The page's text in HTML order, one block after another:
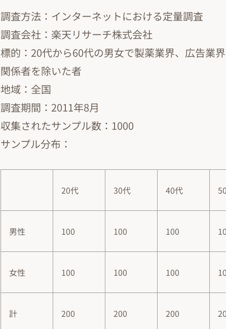
調査方法：インターネットにおける定量調査
調査会社：楽天リサーチ株式会社
標的：20代から60代の男女で製薬業界、広告業
関係者を除いた者
地域：全国
調査期間：2011年8月
収集されたサンプル数：1000
サンプル分布：
20代 30代 40代
男性 100 100 100
女性 100 100 100
計 200 200 200